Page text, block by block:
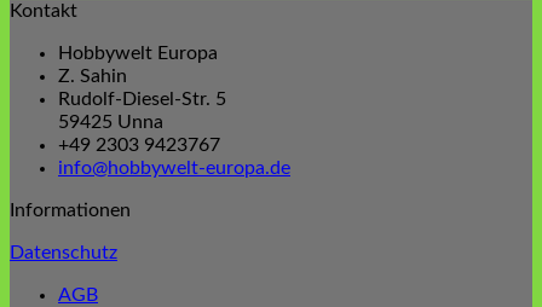
Kontakt
Hobbywelt Europa
Z. Sahin
Rudolf-Diesel-Str. 5
59425 Unna
+49 2303 9423767
info@hobbywelt-europa.de
Informationen
Datenschutz
AGB